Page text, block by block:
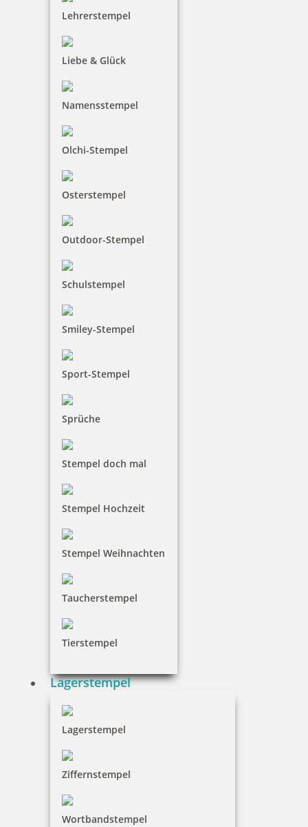
Lehrerstempel
Liebe & Glück
Namensstempel
Olchi-Stempel
Osterstempel
Outdoor-Stempel
Schulstempel
Smiley-Stempel
Sport-Stempel
Sprüche
Stempel doch mal
Stempel Hochzeit
Stempel Weihnachten
Taucherstempel
Tierstempel
Lagerstempel
Lagerstempel
Ziffernstempel
Wortbandstempel